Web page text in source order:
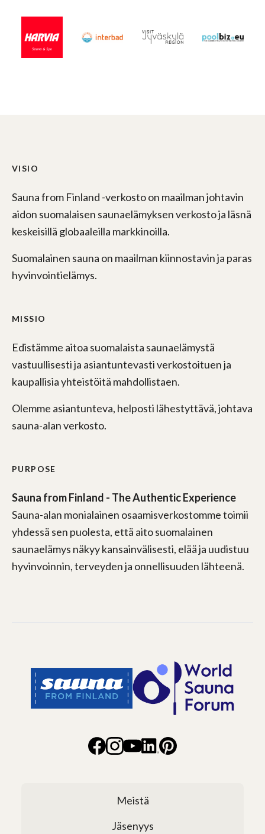
VISIO
Sauna from Finland -verkosto on maailman johtavin
aidon suomalaisen saunaelämyksen verkosto ja läsnä
keskeisillä globaaleilla markkinoilla.
Suomalainen sauna on maailman kiinnostavin ja paras
hyvinvointielämys.
MISSIO
Edistämme aitoa suomalaista saunaelämystä
vastuullisesti ja asiantuntevasti verkostoituen ja
kaupallisia yhteistöitä mahdollistaen.
Olemme asiantunteva, helposti lähestyttävä, johtava
sauna-alan verkosto.
PURPOSE
Sauna from Finland - The Authentic Experience
Sauna-alan monialainen osaamisverkostomme toimii
yhdessä sen puolesta, että aito suomalainen
saunaelämys näkyy kansainvälisesti, elää ja uudistuu
hyvinvoinnin, terveyden ja onnellisuuden lähteenä.
Meistä
Jäsenyys